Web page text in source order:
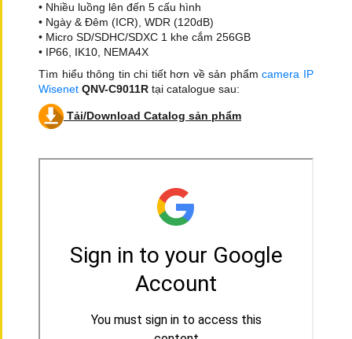
• Nhiều luồng lên đến 5 cấu hình
• Ngày & Đêm (ICR), WDR (120dB)
• Micro SD/SDHC/SDXC 1 khe cắm 256GB
• IP66, IK10, NEMA4X
Tìm hiểu thông tin chi tiết hơn về sản phẩmcamera IP
Wisenet QNV-C9011R tại catalogue sau:
Tải/Download Catalog sản phẩm